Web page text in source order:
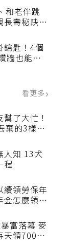
和老伴跳
長壽秘訣：
鑰匙！4個
牆也能省
幫了大忙！
棄的3樣物
人知 13犬
程
續領勞保年
富落幕 麥